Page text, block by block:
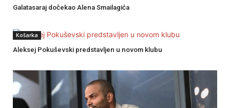
Galatasaraj dočekao Alena Smailagića
Košarka
Aleksej Pokuševski predstavljen u novom klubu